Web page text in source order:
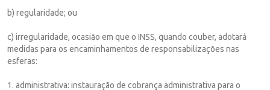
b) regularidade; ou
c) irregularidade, ocasião em que o INSS, quando couber, adotará
medidas para os encaminhamentos de responsabilizações nas
esferas:
1. administrativa: instauração de cobrança administrativa para o